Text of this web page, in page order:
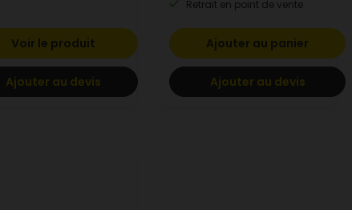
Voir le produit
Ajouter au devis
Retrait en point de vente
Ajouter au panier
Ajouter au devis